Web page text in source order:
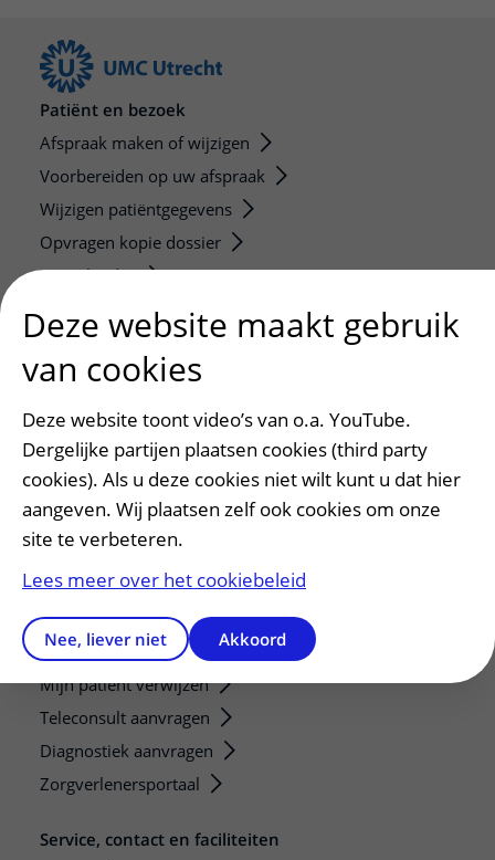
Patiënt en bezoek
Afspraak maken of wijzigen
Voorbereiden op uw afspraak
Wijzigen patiëntgegevens
Opvragen kopie dossier
Bezoektijden
Onderwijs en onderzoek
Onze opleidingen
Stage en opleidingsplaatsen
Research
Strategic programs
Research groups
Research technologies
Verwijzers
Mijn patiënt verwijzen
Teleconsult aanvragen
Diagnostiek aanvragen
Zorgverlenersportaal
Service, contact en faciliteiten
Deze website maakt gebruik
van cookies
Deze website toont video’s van o.a. YouTube.
Dergelijke partijen plaatsen cookies (third party
cookies). Als u deze cookies niet wilt kunt u dat hier
aangeven. Wij plaatsen zelf ook cookies om onze
site te verbeteren.
Lees meer over het cookiebeleid
Nee, liever niet Akkoord